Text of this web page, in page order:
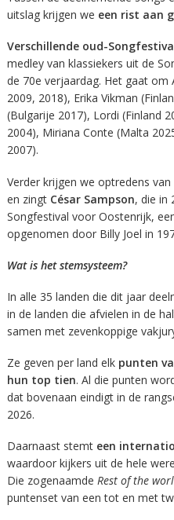
uitslag krijgen we een rist aan
Verschillende oud-
medley van klassiekers uit de
de 70e verjaardag. Het gaat om
2009, 2018), Erika Vikman
(Bulgarije 2017), Lordi (Finland
2004), Miriana Conte (Malta
2007).
Verder krijgen we optredens
en zingt César Sampson, die in
Songfestival voor Oostenrijk,
opgenomen door Billy Joel in
Wat is het stemsysteem?
In alle 35 landen die dit jaar
in de landen die afvielen in de
samen met zevenkoppige
Ze geven per land elk punten
hun top tien. Al die punten
dat bovenaan eindigt in de
2026.
Daarnaast stemt een
waardoor kijkers uit de hele
Die zogenaamde Rest of the
puntenset van een tot en met